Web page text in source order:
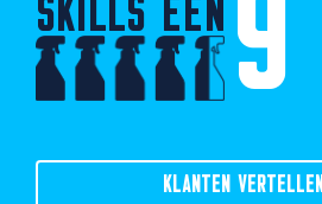
SKILLS EEN 9
KLANTEN VERTELLEN